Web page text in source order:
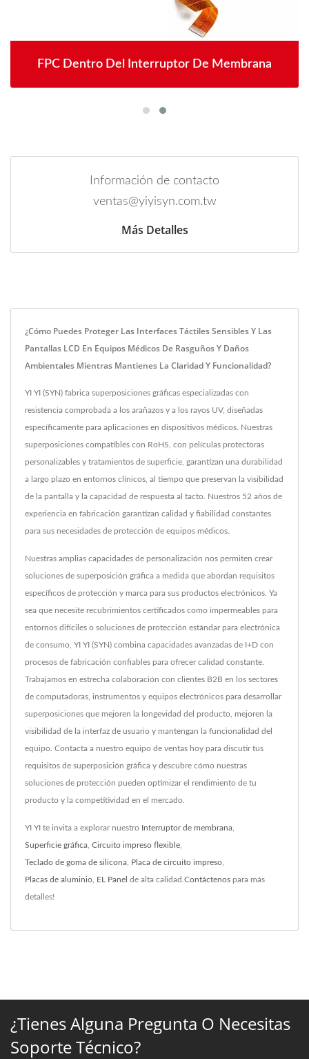
FPC Dentro Del Interruptor De Membrana
Información de contacto
ventas@yiyisyn.com.tw
Más Detalles
¿Cómo Puedes Proteger Las Interfaces Táctiles Sensibles Y Las
Pantallas LCD En Equipos Médicos De Rasguños Y Daños
Ambientales Mientras Mantienes La Claridad Y Funcionalidad?
YI YI (SYN) fabrica superposiciones gráficas especializadas con
resistencia comprobada a los arañazos y a los rayos UV, diseñadas
específicamente para aplicaciones en dispositivos médicos. Nuestras
superposiciones compatibles con RoHS, con películas protectoras
personalizables y tratamientos de superficie, garantizan una durabilidad
a largo plazo en entornos clínicos, al tiempo que preservan la visibilidad
de la pantalla y la capacidad de respuesta al tacto. Nuestros 52 años de
experiencia en fabricación garantizan calidad y fiabilidad constantes
para sus necesidades de protección de equipos médicos.
Nuestras amplias capacidades de personalización nos permiten crear
soluciones de superposición gráfica a medida que abordan requisitos
específicos de protección y marca para sus productos electrónicos. Ya
sea que necesite recubrimientos certificados como impermeables para
entornos difíciles o soluciones de protección estándar para electrónica
de consumo, YI YI (SYN) combina capacidades avanzadas de I+D con
procesos de fabricación confiables para ofrecer calidad constante.
Trabajamos en estrecha colaboración con clientes B2B en los sectores
de computadoras, instrumentos y equipos electrónicos para desarrollar
superposiciones que mejoren la longevidad del producto, mejoren la
visibilidad de la interfaz de usuario y mantengan la funcionalidad del
equipo. Contacta a nuestro equipo de ventas hoy para discutir tus
requisitos de superposición gráfica y descubre cómo nuestras
soluciones de protección pueden optimizar el rendimiento de tu
producto y la competitividad en el mercado.
YI YI te invita a explorar nuestro Interruptor de membrana
Superficie gráfica Circuito impreso flexible
Teclado de goma de silicona Placa de circuito impreso
Placas de aluminio EL Panel de alta calidad. Contáctenos para más
detalles!
¿Tienes Alguna Pregunta O Necesitas
Soporte Técnico?